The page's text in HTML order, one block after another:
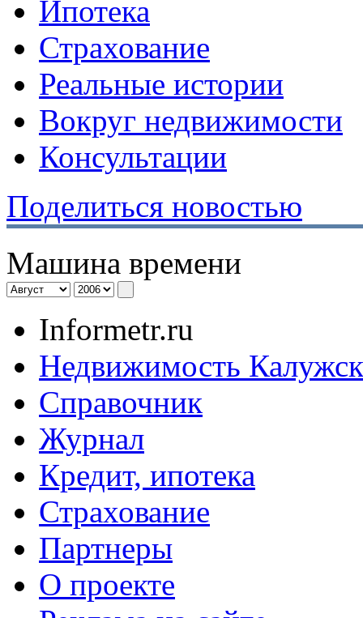
Ипотека
Страхование
Реальные истории
Вокруг недвижимости
Консультации
Поделиться новостью
Машина времени
Informetr.ru
Недвижимость
Справочник
Журнал
Кредит, ипотека
Страхование
Партнеры
O проекте